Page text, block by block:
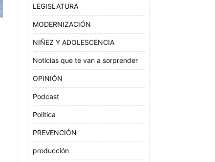
LEGISLATURA
MODERNIZACIÓN
NIÑEZ Y ADOLESCENCIA
Noticias que te van a sorprender
OPINIÓN
Podcast
Politica
PREVENCIÓN
producción